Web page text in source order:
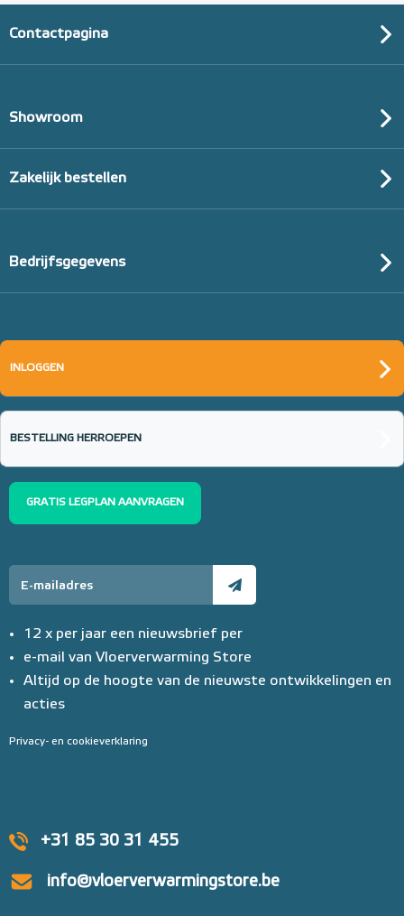
+31 85 30 31 455
info@vloerverwarmingstore.be
Contactpagina
Showroom
Zakelijk bestellen
Bedrijfsgegevens
INLOGGEN
BESTELLING HERROEPEN
GRATIS LEGPLAN AANVRAGEN
12 x per jaar een nieuwsbrief per
e-mail van Vloerverwarming Store
Altijd op de hoogte van de nieuwste ontwikkelingen en
acties
Privacy- en cookieverklaring